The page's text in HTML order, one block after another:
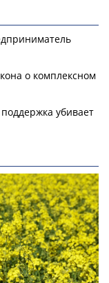
о комплексном
убивает